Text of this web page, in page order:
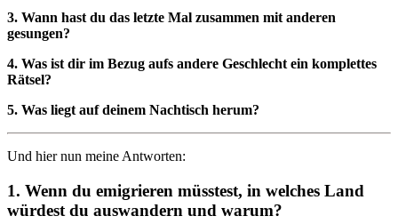
3. Wann hast du das letzte Mal zusammen mit anderen
gesungen?
4. Was ist dir im Bezug aufs andere Geschlecht ein komplettes
Rätsel?
5. Was liegt auf deinem Nachtisch herum?
Und hier nun meine Antworten:
1. Wenn du emigrieren müsstest, in welches Land
würdest du auswandern und warum?